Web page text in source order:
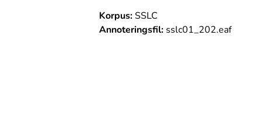
Korpus:SSLC
Annoteringsfil:sslc01_202.eaf